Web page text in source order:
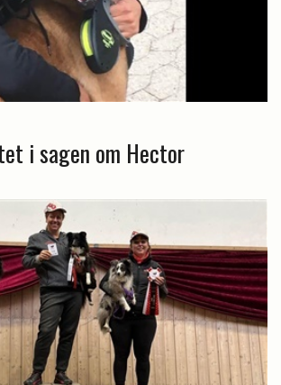
i sagen om Hector